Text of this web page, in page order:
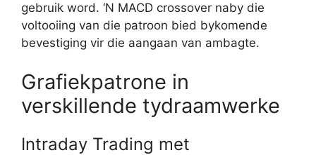
gebruik word. ‘N MACD crossover naby die
voltooiing van die patroon bied bykomende
bevestiging vir die aangaan van ambagte.
Grafiekpatrone in
verskillende tydraamwerke
Intraday Trading met